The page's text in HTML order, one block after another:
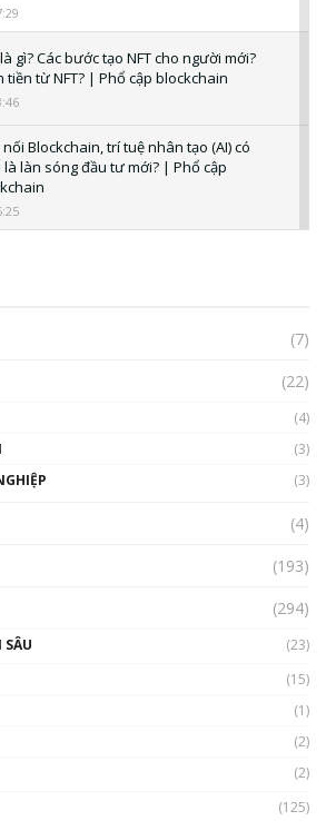
gì? Các bước tạo NFT cho người mới?
tiền từ NFT? | Phổ cập blockchain
nối Blockchain, trí tuệ nhân tạo (AI) có
là làn sóng đầu tư mới? | Phổ cập
lại năm 2022: Những sự kiện ảnh hưởng
sinh thái tiền mã hoá | Phổ cập
(7)
(22)
(4)
(3)
(3)
(4)
(193)
(294)
SÂU
(23)
(15)
(1)
(2)
(2)
(125)